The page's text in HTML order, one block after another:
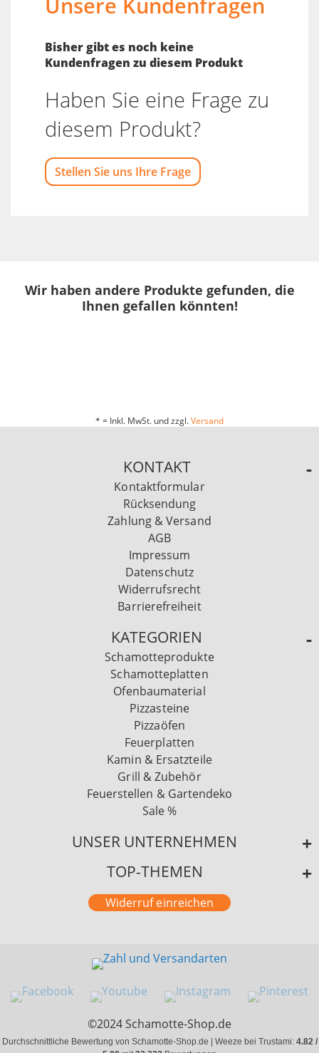
Bisher gibt es noch keine
Kundenfragen zu diesem Produkt
Haben Sie eine Frage zu
diesem Produkt?
Stellen Sie uns Ihre Frage
Wir haben andere Produkte gefunden, die
Ihnen gefallen könnten!
* = Inkl. MwSt. und zzgl.Versand
KONTAKT
Kontaktformular
Rücksendung
Zahlung & Versand
AGB
Impressum
Datenschutz
Widerrufsrecht
Barrierefreiheit
KATEGORIEN
Schamotteprodukte
Schamotteplatten
Ofenbaumaterial
Pizzasteine
Pizzaöfen
Feuerplatten
Kamin & Ersatzteile
Grill & Zubehör
Feuerstellen & Gartendeko
Sale %
UNSER UNTERNEHMEN
TOP-THEMEN
Widerruf einreichen
©2024 Schamotte-Shop.de
Durchschnittliche Bewertung von Schamotte-Shop.de | Weeze bei Trustami: 4.82 /